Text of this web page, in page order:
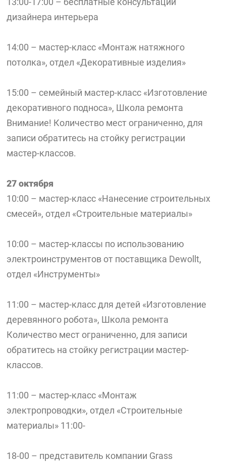
дизайнера интерьера
14:00 – мастер-класс «Монтаж натяжного
потолка», отдел «Декоративные изделия»
15:00 – семейный мастер-класс «Изготовление
декоративного подноса», Школа ремонта
Внимание! Количество мест ограниченно, для
записи обратитесь на стойку регистрации
мастер-классов.
27 октября
10:00 – мастер-класс «Нанесение строительных
смесей», отдел «Строительные материалы»
10:00 – мастер-классы по использованию
электроинструментов от поставщика Dewollt,
отдел «Инструменты»
11:00 – мастер-класс для детей «Изготовление
деревянного робота», Школа ремонта
Количество мест ограниченно, для записи
обратитесь на стойку регистрации мастер-
классов.
11:00 – мастер-класс «Монтаж
электропроводки», отдел «Строительные
материалы» 11:00-
18-00 – представитель компании Grass